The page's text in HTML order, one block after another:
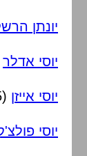
יונתן
יוסי אדלר
יוסי אייזן (25)
יוסי